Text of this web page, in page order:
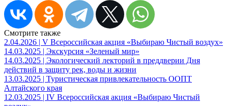
Смотрите также
2.04.2026 | V Всероссийская акция «Выбираю Чистый воздух»
14.03.2025 | Экскурсия «Зеленый мир»
14.03.2025 | Экологический лекторий в преддверии Дня
действий в защиту рек, воды и жизни
13.03.2025 | Туристическая привлекательность ООПТ
Алтайского края
12.03.2025 | IV Всероссийская акция «Выбираю Чистый